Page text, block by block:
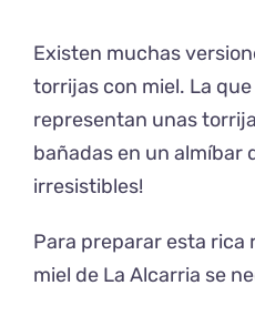
Existen muchas
torrijas con miel. La
representan unas
bañadas en un almíbar
irresistibles!
Para preparar esta rica
miel de La Alcarria se